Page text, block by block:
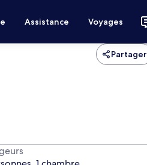
Assistance Voyages
Partager